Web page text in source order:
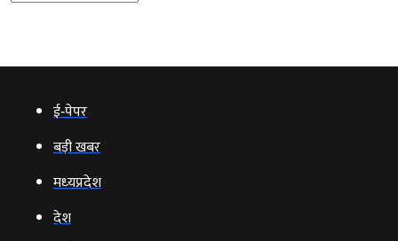
ई‑पेपर
बड़ी खबर
मध्‍यप्रदेश
देश